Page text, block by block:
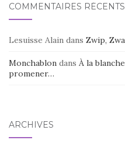
COMMENTAIRES RÉCENTS
Lesuisse Alain dans Zwip,
Monchablon dans À la
promener…
ARCHIVES